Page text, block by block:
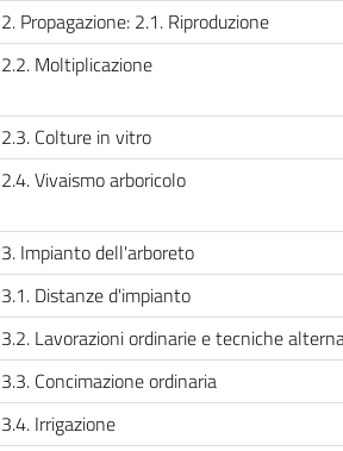
2. Propagazione: 2.1. Riproduzione
2.2. Moltiplicazione
2.3. Colture in vitro
2.4. Vivaismo arboricolo
3. Impianto dell'arboreto
3.1. Distanze d'impianto
3.2. Lavorazioni ordinarie e tecniche
3.3. Concimazione ordinaria
3.4. Irrigazione